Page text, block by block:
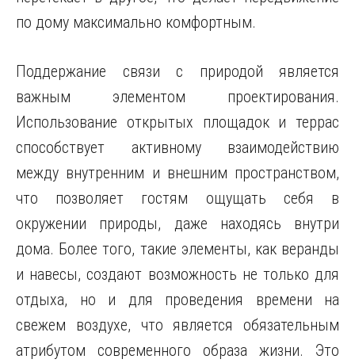
по дому максимально комфортным.
Поддержание связи с природой является
важным элементом проектирования.
Использование открытых площадок и террас
способствует активному взаимодействию
между внутренним и внешним пространством,
что позволяет гостям ощущать себя в
окружении природы, даже находясь внутри
дома. Более того, такие элементы, как веранды
и навесы, создают возможность не только для
отдыха, но и для проведения времени на
свежем воздухе, что является обязательным
атрибутом современного образа жизни. Это